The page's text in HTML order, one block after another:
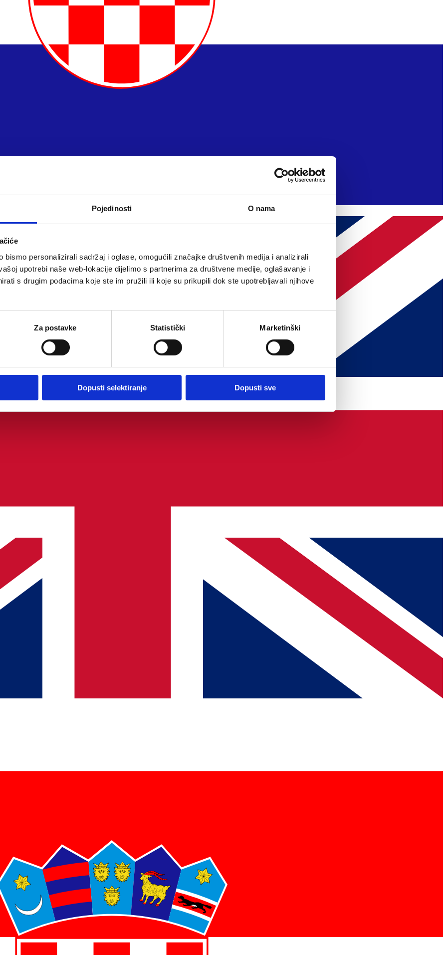
Pojedinosti O nama
bismo personalizirali sadržaj i oglase, omogućili značajke društvenih medija i analizirali
upotrebi naše web-lokacije dijelimo s partnerima za društvene medije, oglašavanje i
s drugim podacima koje ste im pružili ili koje su prikupili dok ste upotrebljavali njihove
Za postavke Statistički Marketinški
Dopusti selektiranje Dopusti sve